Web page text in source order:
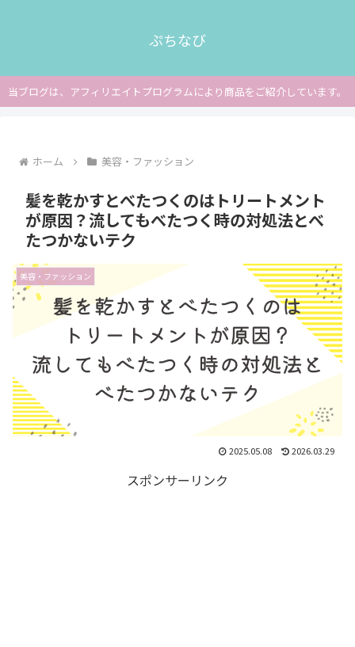
ぷちなび
当ブログは、アフィリエイトプログラムにより商品をご紹介しています。
ホーム 美容・ファッション
髪を乾かすとべたつくのはトリートメント
が原因？流してもべたつく時の対処法とべ
たつかないテク
美容・ファッション
2025.05.08 2026.03.29
スポンサーリンク